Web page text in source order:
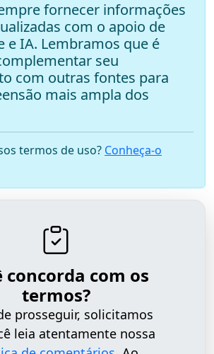
fornecer informações
com o apoio de
e IA. Lembramos que é
seu
com outras fontes para
mais ampla dos
termos de uso? Conheça-o
concorda com os
termos?
prosseguir, solicitamos
leia atentamente nossa